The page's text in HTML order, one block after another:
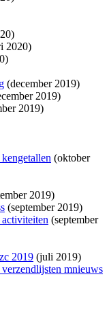
2020)
(december 2019)
2019)
2019)
(oktober
2019)
(september 2019)
(september
2019 (juli 2019)
mnieuws